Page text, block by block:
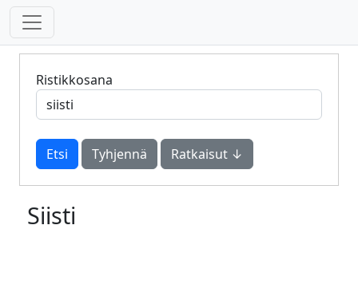
Ristikkosana
Tyhjennä Ratkaisut ↓
Siisti